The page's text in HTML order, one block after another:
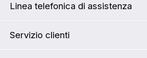
Linea telefonica di assistenza
Servizio clienti